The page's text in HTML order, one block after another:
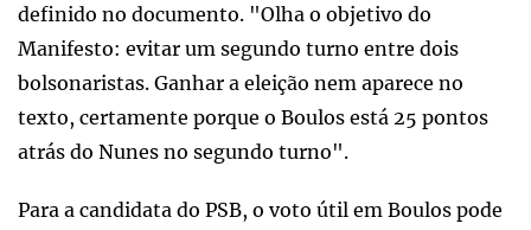
definido no documento. "Olha o objetivo do
Manifesto: evitar um segundo turno entre dois
bolsonaristas. Ganhar a eleição nem aparece no
texto, certamente porque o Boulos está 25 pontos
atrás do Nunes no segundo turno".
Para a candidata do PSB, o voto útil em Boulos pode